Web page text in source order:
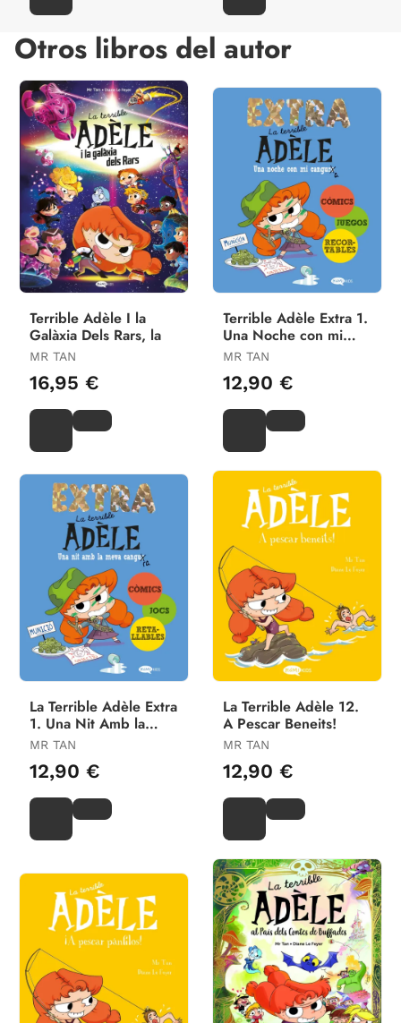
Otros libros del autor
Terrible Adèle I la
Galàxia Dels Rars, la
MR TAN
16,95 €
Terrible Adèle Extra 1.
Una Noche con mi
Cangura
MR TAN
12,90 €
La Terrible Adèle Extra
1. Una Nit Amb la
Meva Cangura
MR TAN
12,90 €
La Terrible Adèle 12.
A Pescar Beneits!
MR TAN
12,90 €